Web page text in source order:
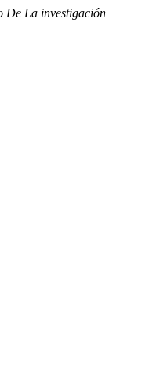
De La investigación